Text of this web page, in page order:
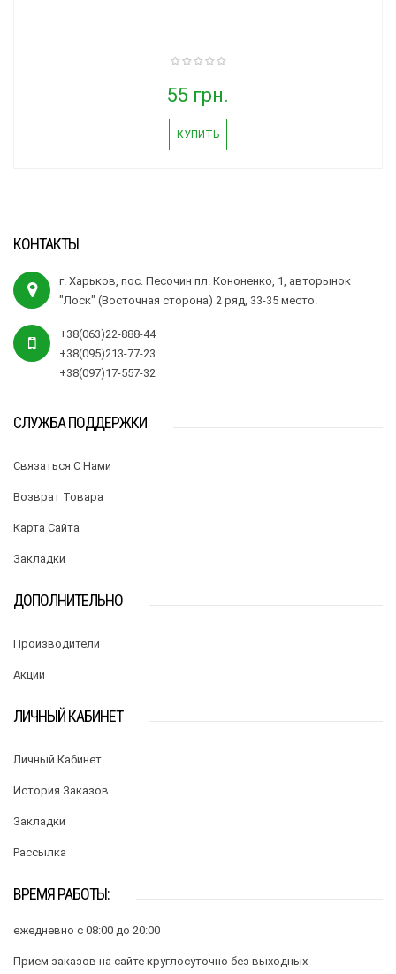
55 грн.
КУПИТЬ
КОНТАКТЫ
г. Харьков, пос. Песочин пл. Кононенко, 1, авторынок
"Лоск" (Восточная сторона) 2 ряд, 33-35 место.
+38(063)22-888-44
+38(095)213-77-23
+38(097)17-557-32
СЛУЖБА ПОДДЕРЖКИ
Связаться С Нами
Возврат Товара
Карта Сайта
Закладки
ДОПОЛНИТЕЛЬНО
Производители
Акции
ЛИЧНЫЙ КАБИНЕТ
Личный Кабинет
История Заказов
Закладки
Рассылка
ВРЕМЯ РАБОТЫ:
ежедневно с 08:00 до 20:00
Прием заказов на сайте круглосуточно без выходных